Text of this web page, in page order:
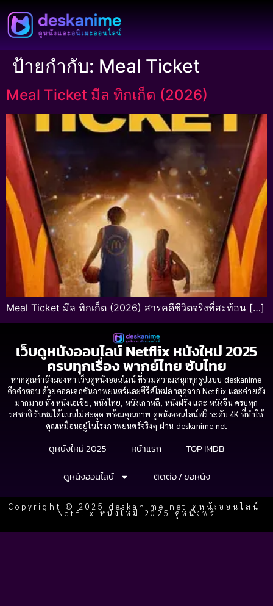
ป้ายกำกับ: Meal Ticket
Meal Ticket มีล ทิกเก็ต (2026)
Meal Ticket มีล ทิกเก็ต (2026) สารคดีชีวิตจริงที่สะท้อน […]
เว็บดูหนังออนไลน์ Netflix หนังใหม่ 2025
ครบทุกเรื่อง พากย์ไทย ซับไทย
หากคุณกำลังมองหา เว็บดูหนังออนไลน์ ที่รวมความสนุกทุกรูปแบบ deskanime
คือคำตอบ ด้วยคอลเลกชันภาพยนตร์และซีรีส์ใหม่ล่าสุดจาก Netflix และค่ายดัง
มากมาย ทั้ง หนังเอเชีย, หนังไทย, หนังเกาหลี, หนังฝรั่ง และ หนังจีน ครบทุก
รสชาติ รับชมได้แบบไม่สะดุด พร้อมคุณภาพ ดูหนังออนไลน์ฟรี ระดับ 4K ที่ทำให้
คุณเหมือนอยู่ในโรงภาพยนตร์จริงๆ ผ่าน deskanime.net
ดูหนังใหม่ 2025 หน้าแรก
TOP IMDB
ดูหนังออนไลน์
ติดต่อ / ขอหนัง
Copyright © 2025 deskanime.net ดูหนังออนไลน์
Netflix หนังใหม่ 2025 ดูหนังฟรี